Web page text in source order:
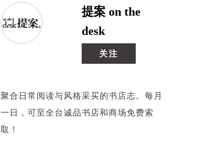
提案 on the
desk
关注
聚合日常阅读与风格采买的书店志。每月
一日，可至全台诚品书店和商场免费索
取！